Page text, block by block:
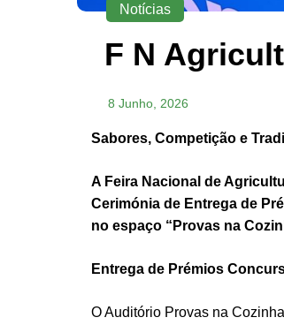
Notícias
F N
8 Junho, 2026
Sabores, Competição e
A Feira Nacional de
Cerimónia de Entrega de
no espaço “Provas na
Entrega de Prémios
O Auditório Provas na